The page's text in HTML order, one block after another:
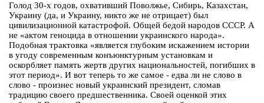
Голод 30-х годов, охвативший Поволжье, Сибирь, Казахстан,
Украину (да, и Украину, никто же не отрицает) был
цивилизационной катастрофой. Общей бедой народов СССР. А
не «актом геноцида в отношении украинского народа».
Подобная трактовка «является глубоким искажением истории
в угоду современным конъюнктурным установкам и
оскорбляет память жертв других национальностей, погибших в
этот период». И вот теперь то же самое - едва ли не слово в
слово - произнес новый украинский президент, сломав
традицию своего предшественника. Своей оценкой этих